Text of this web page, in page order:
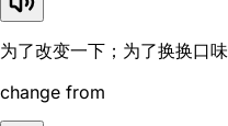
为了改变一下；为了换换口味
change from